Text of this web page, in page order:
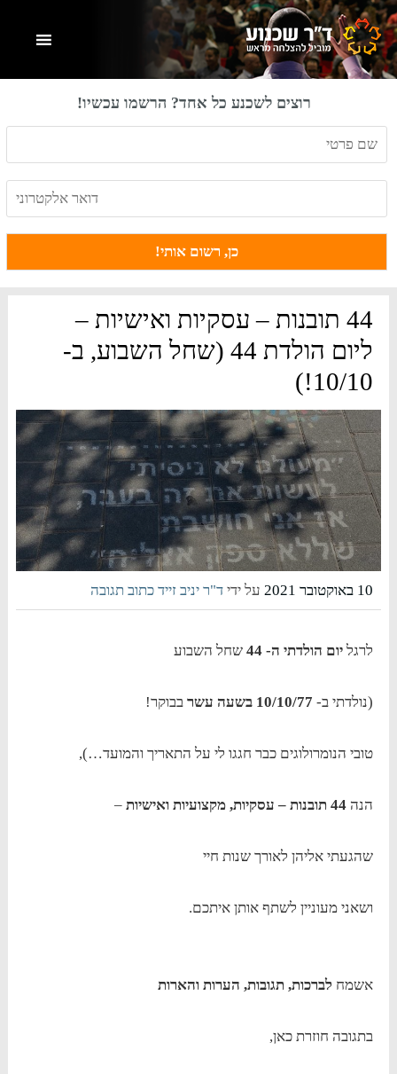
Skip
to
main
Skip
to
primary
Skip
to
footer
רוצים לשכנע כל אחד? הרשמו עכשיו!
44 תובנות – עסקיות ואישיות –
ליום הולדת 44 (שחל השבוע, ב-
10/10!)
10 באוקטובר 2021 על ידיד"ר יניב זייד כתוב תגובה
לרגל יום הולדתי ה- 44 שחל השבוע
(נולדתי ב- 10/10/77 בשעה עשר בבוקר!
טובי הנומרולוגים כבר חגגו לי על התאריך והמועד…),
הנה44 תובנות – עסקיות, מקצועיות ואישיות –
שהגעתי אליהן לאורך שנות חיי
ושאני מעוניין לשתף אותן איתכם.
אשמח לברכות, תגובות, הערות והארות
בתגובה חוזרת כאן,